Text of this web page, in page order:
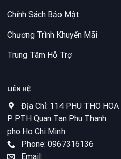
Chính Sách Bảo Mật
Chương Trình Khuyến Mãi
Trung Tâm Hỗ Trợ
LIÊN HỆ
Địa Chỉ: 114 PHU THO HOA
P. PTH Quan Tan Phu Thanh
pho Ho Chi Minh
Phone: 0967316136
Email: